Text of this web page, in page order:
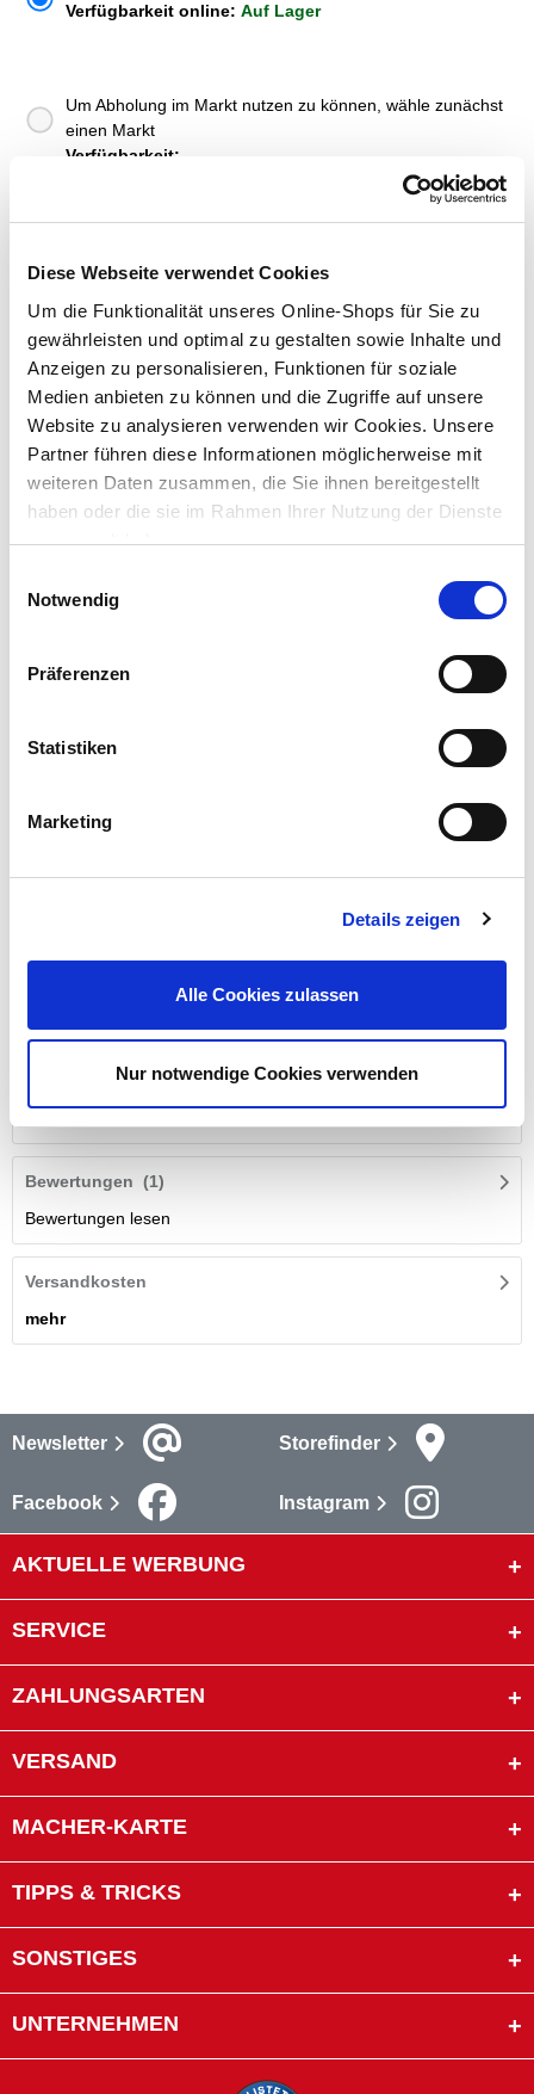
Diese Webseite verwendet Cookies
Um die Funktionalität unseres Online-Shops für Sie zu
gewährleisten und optimal zu gestalten sowie Inhalte und
Anzeigen zu personalisieren, Funktionen für soziale
Medien anbieten zu können und die Zugriffe auf unsere
Website zu analysieren verwenden wir Cookies. Unsere
Partner führen diese Informationen möglicherweise mit
weiteren Daten zusammen, die Sie ihnen bereitgestellt
haben oder die sie im Rahmen Ihrer Nutzung der Dienste
gesammelt haben.
Notwendig
Präferenzen
Statistiken
Marketing
Details zeigen
Alle Cookies zulassen
Nur notwendige Cookies verwenden
Verfügbarkeit online: Auf Lager
Um Abholung im Markt nutzen zu können, wähle zunächst
einen Markt
Verfügbarkeit:
In den Warenkorb
Merken
ZUBEHÖR UND PASSENDE ARTIKEL:
Elite Möbelpolitur teak 175 ml, für die Hartholzpflege
Das Haushaltsöl ist ein vielseitiges Universalöl, das dabei hilft,
Haushalts-, Büro- und Werkzeugmaschinen in Top-Zustand zu
Bewertungen (1)
Bewertungen lesen
Versandkosten
mehr
Newsletter Storefinder
Facebook Instagram
AKTUELLE WERBUNG
SERVICE
ZAHLUNGSARTEN
VERSAND
MACHER-KARTE
TIPPS & TRICKS
SONSTIGES
UNTERNEHMEN